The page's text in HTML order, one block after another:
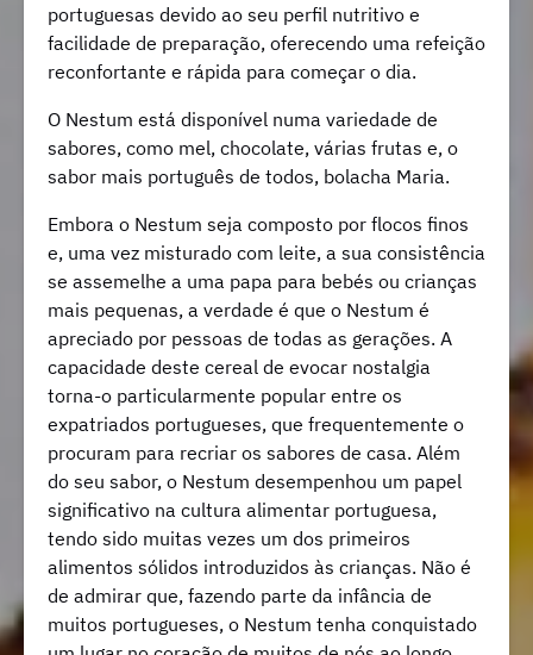
portuguesas devido ao seu perfil nutritivo e
facilidade de preparação, oferecendo uma refeição
reconfortante e rápida para começar o dia.
O Nestum está disponível numa variedade de
sabores, como mel, chocolate, várias frutas e, o
sabor mais português de todos, bolacha Maria.
Embora o Nestum seja composto por flocos finos
e, uma vez misturado com leite, a sua consistência
se assemelhe a uma papa para bebés ou crianças
mais pequenas, a verdade é que o Nestum é
apreciado por pessoas de todas as gerações. A
capacidade deste cereal de evocar nostalgia
torna-o particularmente popular entre os
expatriados portugueses, que frequentemente o
procuram para recriar os sabores de casa. Além
do seu sabor, o Nestum desempenhou um papel
significativo na cultura alimentar portuguesa,
tendo sido muitas vezes um dos primeiros
alimentos sólidos introduzidos às crianças. Não é
de admirar que, fazendo parte da infância de
muitos portugueses, o Nestum tenha conquistado